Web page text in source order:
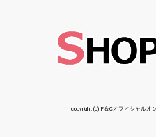
copyright (c) F＆Cオフィシャルオ